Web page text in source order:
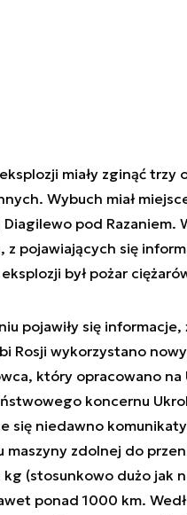
miały zginąć trzy
Wybuch miał
pod Razaniem.
z pojawiających się
był pożar
pojawiły się
Rosji wykorzystano
który opracowano na
koncernu
się niedawno
maszyny zdolnej do
kg (stosunkowo dużo jak
ponad 1000 km.